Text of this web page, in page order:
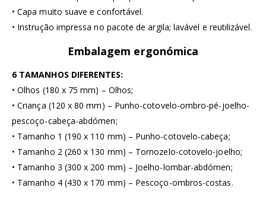
• Capa muito suave e confortável.
• Instrução impressa no pacote de argila; lavável e reutilizável.
Embalagem ergonómica
6 TAMANHOS DIFERENTES:
• Olhos (180 x 75 mm) – Olhos;
• Criança (120 x 80 mm) – Punho-cotovelo-ombro-pé-joelho-
pescoço-cabeça-abdómen;
• Tamanho 1 (190 x 110 mm) – Punho-cotovelo-cabeça;
• Tamanho 2 (260 x 130 mm) – Tornozelo-cotovelo-joelho;
• Tamanho 3 (300 x 200 mm) – Joelho-lombar-abdómen;
• Tamanho 4 (430 x 170 mm) – Pescoço-ombros-costas.